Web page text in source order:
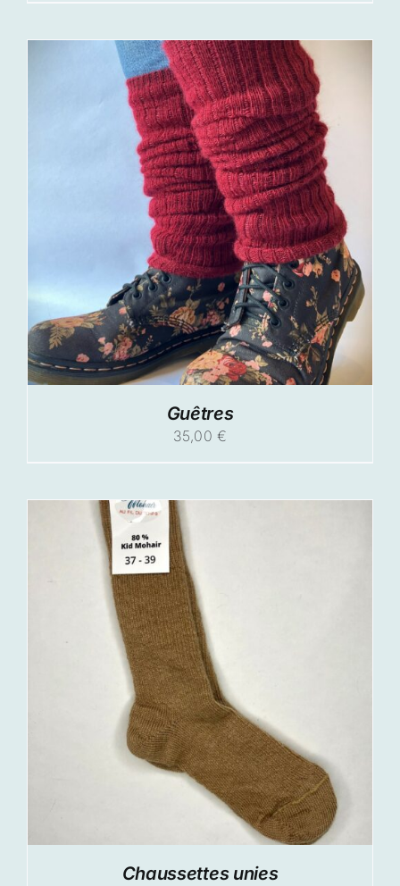
24,00 €
à
28,00 €
Guêtres
35,00€
Chaussettes unies